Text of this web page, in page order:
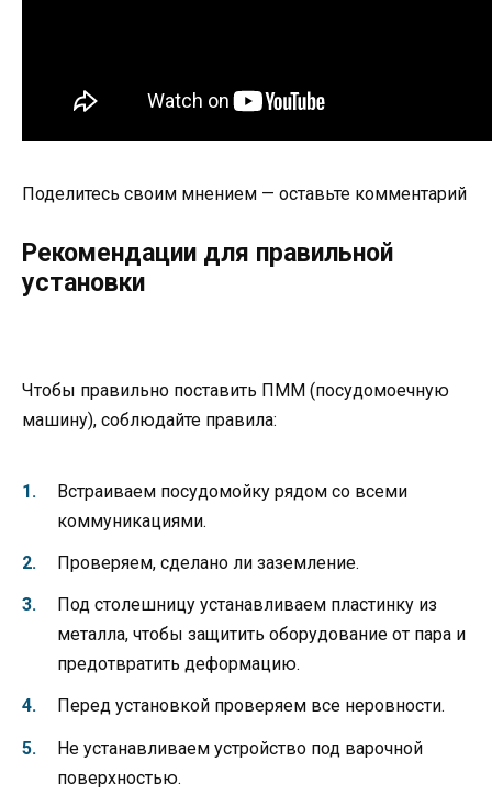
Поделитесь своим мнением — оставьте комментарий
Рекомендации для правильной
установки
Чтобы правильно поставить ПММ (посудомоечную
машину), соблюдайте правила:
Встраиваем посудомойку рядом со всеми
коммуникациями.
Проверяем, сделано ли заземление.
Под столешницу устанавливаем пластинку из
металла, чтобы защитить оборудование от пара и
предотвратить деформацию.
Перед установкой проверяем все неровности.
Не устанавливаем устройство под варочной
поверхностью.